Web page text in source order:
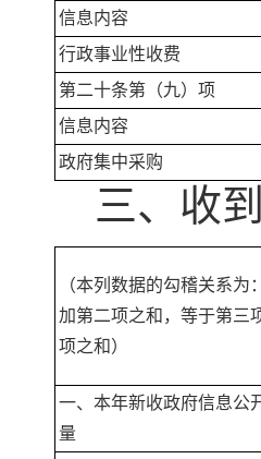
信息内容
行政事业性收费
第二十条第（九）项
信息内容
政府集中采购
三、收
（本列数据的勾稽关系为
加第二项之和，等于第三
项之和）
一、本年新收政府信息公
量